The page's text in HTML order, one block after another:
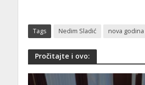
Tags Nedim Sladić nova godina
Pročitajte i ovo: